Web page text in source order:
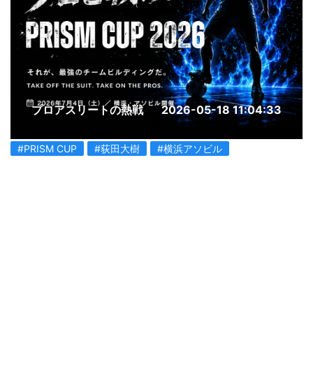
プロアスリートの熱戦 2026-05-18 11:04:33
#PRISM CUP #荻田大樹 #横浜アソビル